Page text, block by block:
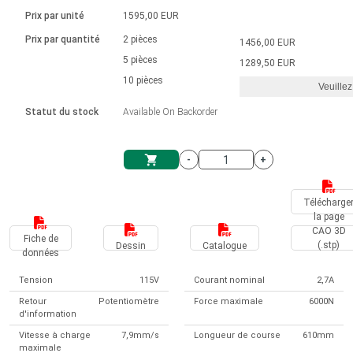
Système d'unité
Solénoïdes
Ø 28-42| 1-1400 rpm | <= 290Ncm
Contrôleur de moteur CC sans
Pilotes de moteurs à courant
continu à balais série DPWM
Pilotes de moteur pas à pas
Synchrone-Asynchrone | pour 1-4 actionneurs
Boîtes de contrôle
Synchrone-Asynchrone | pour 1-4 actionneurs
Français (EUR)
Norsk (NOK)
Suomi (EUR)
Svenska (SEK)
Prix par unité
Prix par quantité
Statut du stock
1595,00 EUR
2 pièces
5 pièces
10 pièces
Available On Backorder
1456,00 EUR
1289,50 EUR
- +
Télécharger
la page
Fiche de
données
Dessin Catalogue
CAO 3D
(.stp)
Tension 115V Courant nominal 2,7A
Retour
d'information
Potentiomètre Force maximale 6000N
Vitesse à charge
maximale
7,9mm/s Longueur de course 610mm